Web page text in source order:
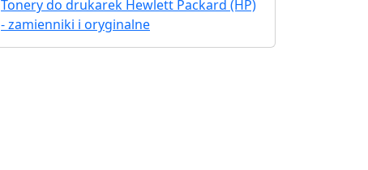
Tonery do drukarek Hewlett Packard (HP)
- zamienniki i oryginalne